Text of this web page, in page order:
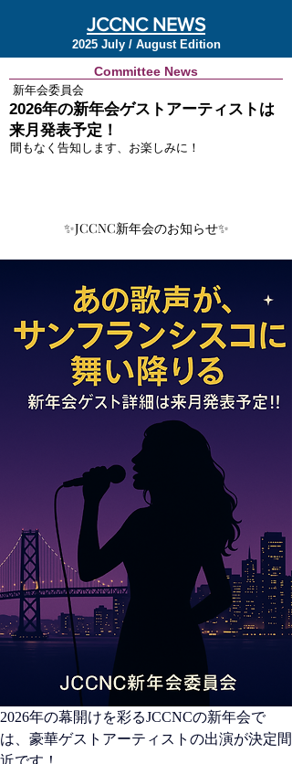
JCCNC NEWS
2025 July / August Edition
Committee News
新年会委員会
2026年の新年会ゲストアーティストは
来月発表予定！
間もなく告知します、お楽しみに！
✨JCCNC新年会のお知らせ✨
2026年の幕開けを彩るJCCNCの新年会で
は、豪華ゲストアーティストの出演が決定間